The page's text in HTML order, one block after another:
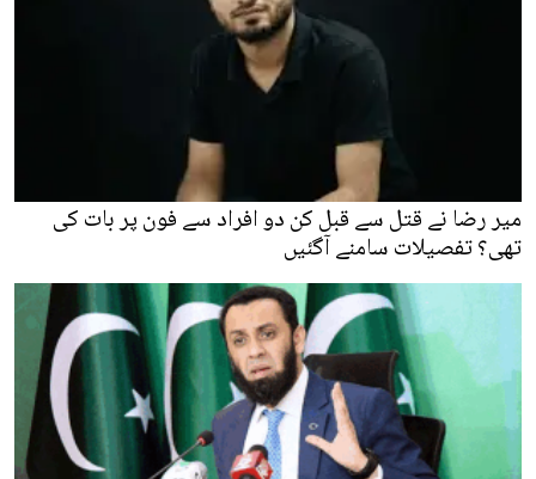
میر رضا نے قتل سے قبل کن دو افراد سے فون پر بات کی
تھی؟ تفصیلات سامنے آگئیں